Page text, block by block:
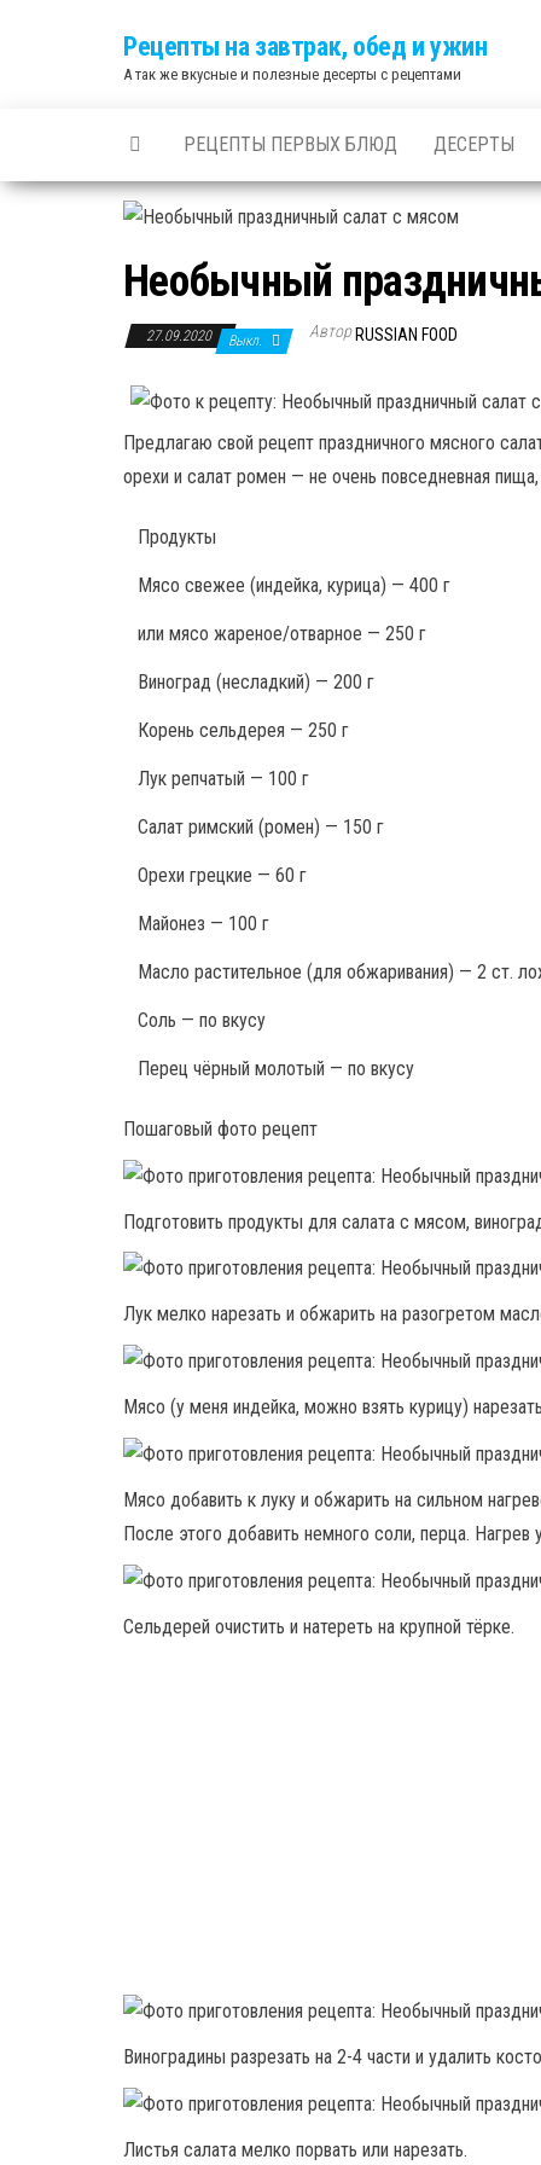
Рецепты на завтрак, обед и ужин
А так же вкусные и полезные десерты с рецептами
РЕЦЕПТЫ ПЕРВЫХ БЛЮД ДЕСЕРТЫ
Необычный
27.09.2020 Выкл. Автор RUSSIAN FOOD
Предлагаю свой рецепт праздничного мясного
орехи и салат ромен — не очень повседневная
Продукты
Мясо свежее (индейка, курица) — 400 г
или мясо жареное/отварное — 250 г
Виноград (несладкий) — 200 г
Корень сельдерея — 250 г
Лук репчатый — 100 г
Салат римский (ромен) — 150 г
Орехи грецкие — 60 г
Майонез — 100 г
Масло растительное (для обжаривания) — 2 ст.
Соль — по вкусу
Перец чёрный молотый — по вкусу
Пошаговый фото рецепт
Подготовить продукты для салата с мясом,
Лук мелко нарезать и обжарить на разогретом
Мясо (у меня индейка, можно взять курицу)
Мясо добавить к луку и обжарить на сильном
После этого добавить немного соли, перца.
Сельдерей очистить и натереть на крупной тёрке.
Виноградины разрезать на 2-4 части и удалить
Листья салата мелко порвать или нарезать.